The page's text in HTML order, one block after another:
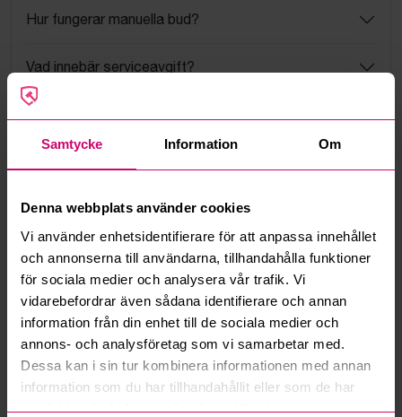
Samtycke Information Om
Denna webbplats använder cookies
Vi använder enhetsidentifierare för att anpassa innehållet
och annonserna till användarna, tillhandahålla funktioner
för sociala medier och analysera vår trafik. Vi
vidarebefordrar även sådana identifierare och annan
information från din enhet till de sociala medier och
annons- och analysföretag som vi samarbetar med.
Dessa kan i sin tur kombinera informationen med annan
information som du har tillhandahållit eller som de har
samlat in när du har använt deras tjänster.
Hur fungerar manuella bud?
Vad innebär serviceavgift?
Hur fungerar budmotorn?
Kan jag ångra ett bud?
Kan ni frakta mina vunna objekt?
Läs fler frågor och svar